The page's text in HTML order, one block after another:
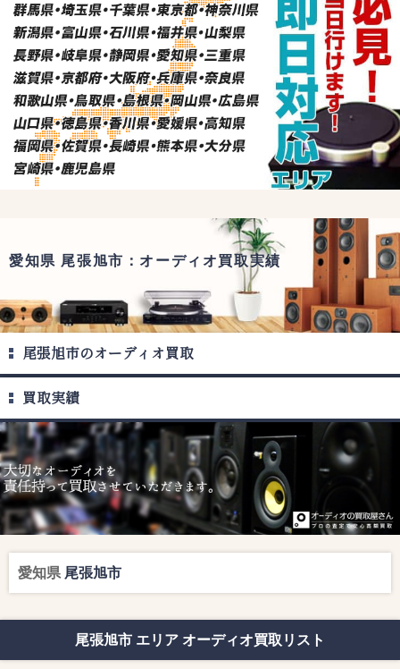
愛知県 尾張旭市：オーディオ買取実績
尾張旭市のオーディオ買取
買取実績
愛知県 尾張旭市
尾張旭市 エリア オーディオ買取リスト